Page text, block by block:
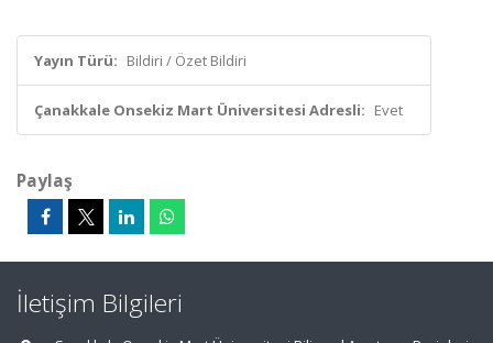
Yayın Türü: Bildiri / Özet Bildiri
Çanakkale Onsekiz Mart Üniversitesi Adresli: Evet
Paylaş
İletişim Bilgileri